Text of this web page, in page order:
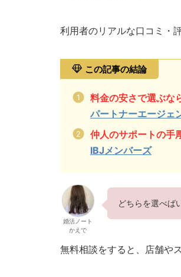
利用者のリアルな口コミ・
この記事の結論
料金の安さで選ぶな
パートナーエージェ
仲人のサポートの手
IBJメンバーズ
婚活ノート
かえで
どちらを選べば
無料相談をすると、店舗や